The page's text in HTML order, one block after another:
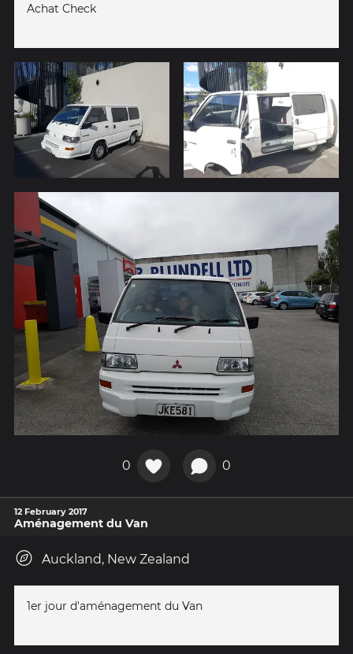
Achat Check
0 0
12 February 2017
Aménagement du Van
Auckland, New Zealand
1er jour d'aménagement du Van